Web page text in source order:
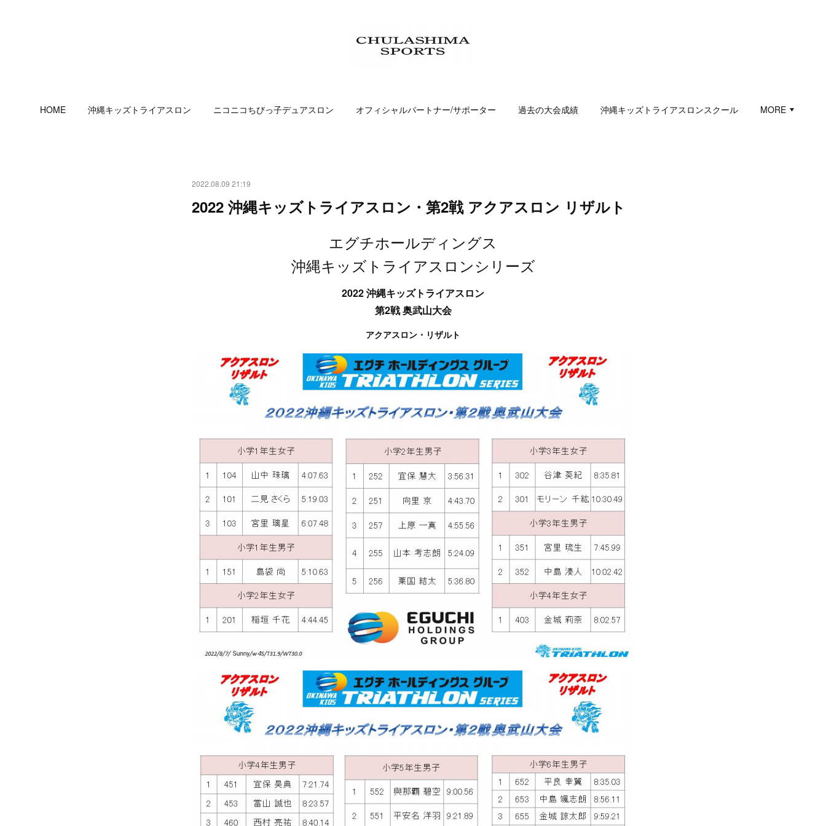
HOME 沖縄キッズトライアスロン ニコニコちびっ子デュアスロン オフィシャルパートナー/サポーター 過去の大会成績 沖縄キッズトライアスロンスクール MORE
2022.08.09 21:19
2022 沖縄キッズトライアスロン・第2戦 アクアスロン リザルト
エグチホールディングス
沖縄キッズトライアスロンシリーズ
2022 沖縄キッズトライアスロン
第2戦 奥武山大会
アクアスロン・リザルト